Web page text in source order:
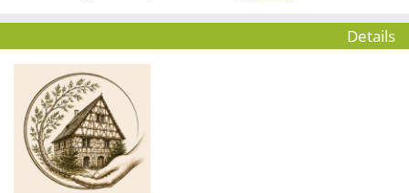
Details